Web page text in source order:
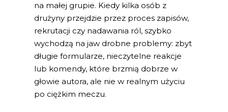
na małej grupie. Kiedy kilka osób z
drużyny przejdzie przez proces zapisów,
rekrutacji czy nadawania ról, szybko
wychodzą na jaw drobne problemy: zbyt
długie formularze, nieczytelne reakcje
lub komendy, które brzmią dobrze w
głowie autora, ale nie w realnym użyciu
po ciężkim meczu.